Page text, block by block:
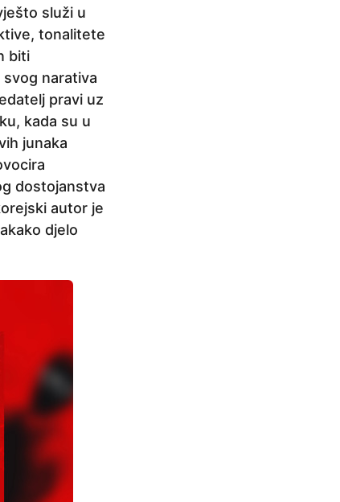
služi u
tonalitete
biti
narativa
pravi uz
kada su u
junaka
dostojanstva
autor je
djelo